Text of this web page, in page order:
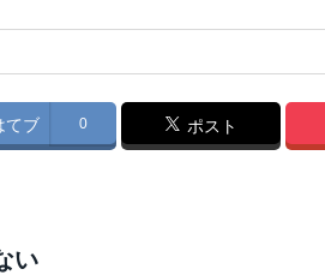
てブ 0 ポスト
い